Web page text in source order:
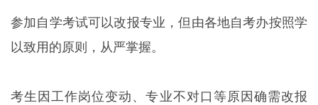
参加自学考试可以改报专业，但由各地自考办按照学
以致用的原则，从严掌握。
考生因工作岗位变动、专业不对口等原因确需改报